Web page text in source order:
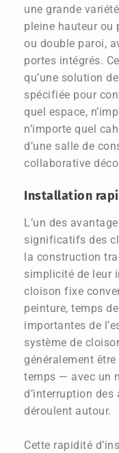
une grande
pleine hauteur ou
ou double paroi,
portes intégrés.
qu’une solution
spécifiée pour
quel espace,
n’importe quel
d’une salle de
collaborative
Installation
L’un des
significatifs des
la construction
simplicité de leur
cloison fixe
peinture, temps
importantes de
système de
généralement
temps — avec un
d’interruption
déroulent autour.
Cette rapidité